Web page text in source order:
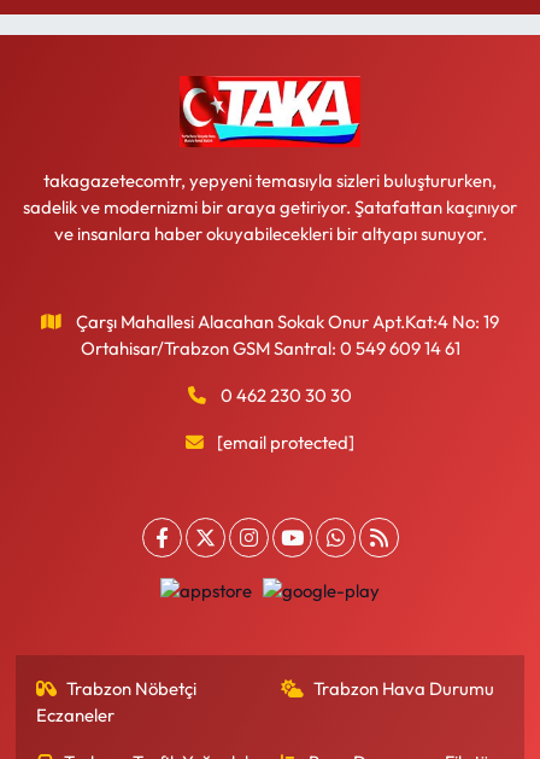
takagazetecomtr, yepyeni temasıyla sizleri buluştururken,
sadelik ve modernizmi bir araya getiriyor. Şatafattan kaçınıyor
ve insanlara haber okuyabilecekleri bir altyapı sunuyor.
Çarşı Mahallesi Alacahan Sokak Onur Apt.Kat:4 No: 19
Ortahisar/Trabzon GSM Santral: 0 549 609 14 61
0 462 230 30 30
[email protected]
Trabzon Nöbetçi
Eczaneler
Trabzon Hava Durumu